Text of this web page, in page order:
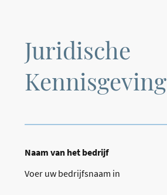
Juridische
Kennisgeving
Naam van het bedrijf
Voer uw bedrijfsnaam in